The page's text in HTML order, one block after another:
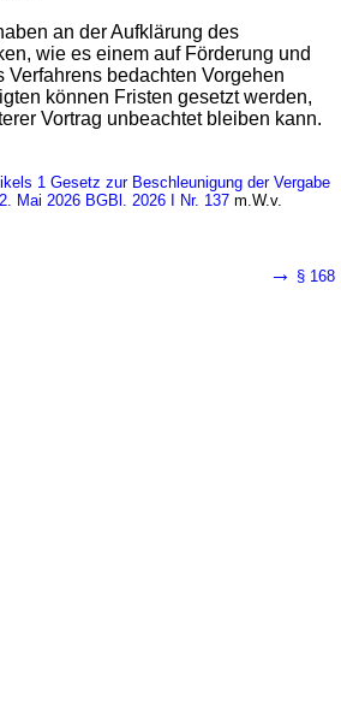
an der Aufklärung des
wie es einem auf Förderung und
Verfahrens bedachten Vorgehen
können Fristen gesetzt werden,
Vortrag unbeachtet bleiben kann.
1 Gesetz zur Beschleunigung der Vergabe
Mai 2026 BGBl. 2026 I Nr. 137 m.W.v.
→ § 168